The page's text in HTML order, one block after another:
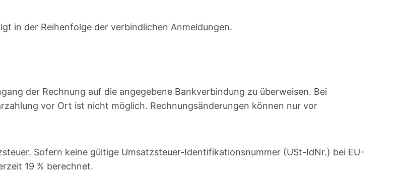
in der Reihenfolge der verbindlichen Anmeldungen.
der Rechnung auf die angegebene Bankverbindung zu überweisen. Bei
vor Ort ist nicht möglich. Rechnungsänderungen können nur vor
Sofern keine gültige Umsatzsteuer-Identifikationsnummer (USt-IdNr.) bei EU-
19 % berechnet.